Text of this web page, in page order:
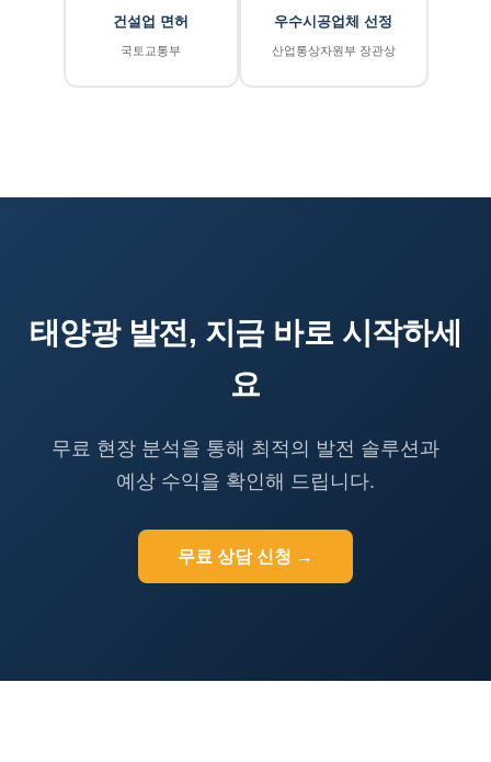
건설업 면허
국토교통부
우수시공업체 선정
산업통상자원부 장관상
태양광 발전, 지금 바로 시작하세
요
무료 현장 분석을 통해 최적의 발전 솔루션과
예상 수익을 확인해 드립니다.
무료 상담 신청 →